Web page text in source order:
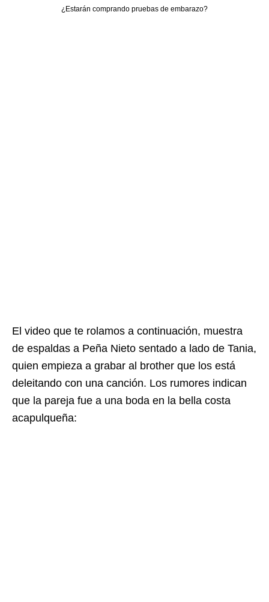
¿Estarán comprando pruebas de embarazo?
El video que te rolamos a continuación, muestra
de espaldas a Peña Nieto sentado a lado de Tania,
quien empieza a grabar al brother que los está
deleitando con una canción. Los rumores indican
que la pareja fue a una boda en la bella costa
acapulqueña: